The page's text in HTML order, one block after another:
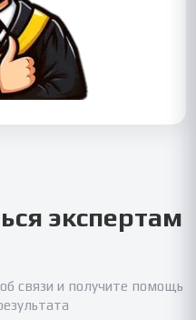
экспертам
связи и получите помощь